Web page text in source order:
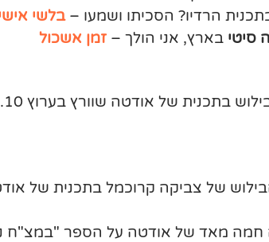
הרדיו? הסכיתו ושמעו –בלשי
סיטי בארץ, אני הולך –זמן אשכול
בתכנית של אודטה שוורץ בערוץ 10.
החקירות והבילוש של צביקה קרוכמל בתכנית
חמה מאד של אודטה על הספר "במצ"ח